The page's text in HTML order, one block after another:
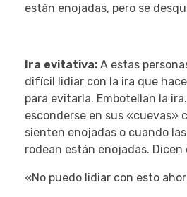
están enojadas, pero se
Ira evitativa: A estas
difícil lidiar con la ira que
para evitarla. Embotellan la
esconderse en sus «cuevas»
sienten enojadas o cuando
rodean están enojadas. Dicen
«No puedo lidiar con esto